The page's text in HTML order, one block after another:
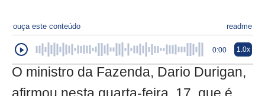
ouça este conteúdo readme
0:00 1.0x
O ministro da Fazenda, Dario Durigan,